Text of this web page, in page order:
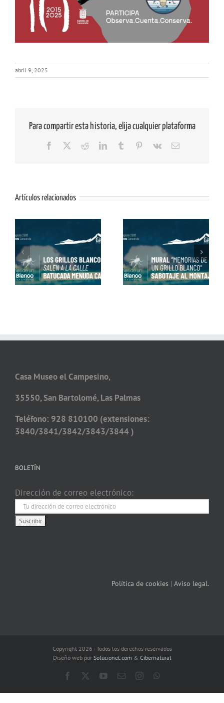
abril 9, 2025
Para compartir esta historia, elija cualquier plataforma
Facebook RedditLinkedInTumblr Pinterest
Vk
Correo
Artículos relacionados
Mural «Memorias de
un Grillo Blanco» con
Matías Mata
Conviértete en Grillo
Blanco con Alex Dorta
Casa Museo el Campesino,
35550, San Bartolomé, Las Palmas
Teléfono: 928 810100 (extensiones:
3840/3841/3842/3843/3844 )
BOLETÍN
Dirección de correo electrónico:
Política de cookies | Aviso legal.
Copyright 2026 - Todos los derechos reservados
Diseño web por Solucionet.com & Cibernatural
Facebook YouTube
CorreoInstagram